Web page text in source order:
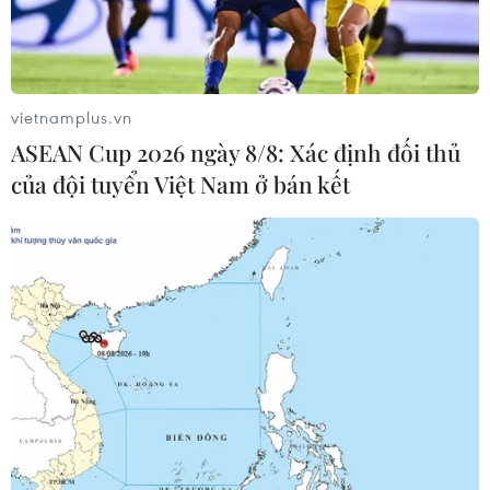
thế giới
04/08/2026 07:55
giữ di sản
04/08/2026 07:36
Hệ thống tượng thờ độc
đáo làm nên giá trị đặc biệt
của đền Cửa Ông
04/08/2026 07:36
Khám phá Okayama -
thành phố phía Tây của
Nhật Bản
04/08/2026 07:19
vietnamplus.vn
ASEAN Cup 2026 ngày 8/8: Xác định đối thủ
của đội tuyển Việt Nam ở bán kết